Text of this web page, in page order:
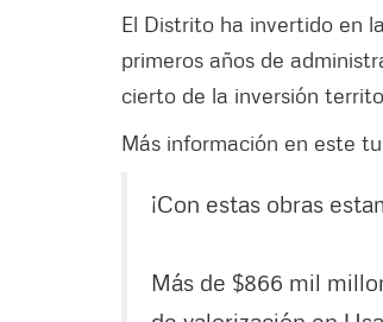
El Distrito ha invertido en
primeros años de
cierto de la inversión
Más información en este
¡Con estas obras
Más de $866 mil